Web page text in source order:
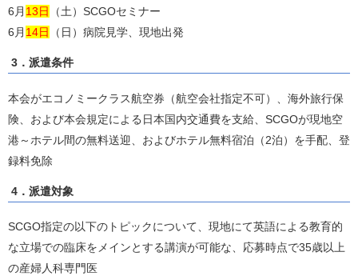
6月 13日
（土）SCGOセミナー
6月 14日 （日）病院見学、現地出発
3．派遣条件
本会がエコノミークラス航空券（航空会社指定不可）、海外旅行保
険、および本会規定による日本国内交通費を支給、SCGOが現地空
港～ホテル間の無料送迎、およびホテル無料宿泊（2泊）を手配、登
録料免除
4．派遣対象
SCGO指定の以下のトピックについて、現地にて英語による教育的
な立場での臨床をメインとする講演が可能な、応募時点で35歳以上
の産婦人科専門医